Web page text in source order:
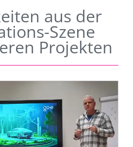
aus der
Szene
Projekten